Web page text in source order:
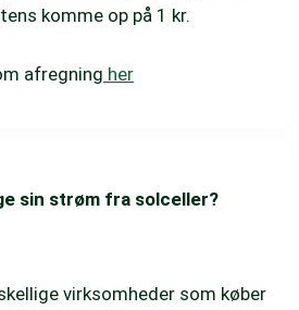
komme op på 1 kr.
afregning her
sin strøm fra solceller?
virksomheder som køber